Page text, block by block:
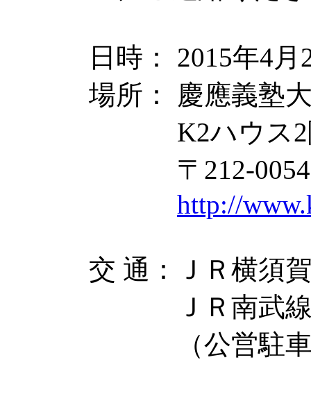
日時： 2015年4
場所： 慶應義塾
K2ハウス2
〒212-0054
http://
交 通：ＪＲ横須
ＪＲ南武線
（公営駐車